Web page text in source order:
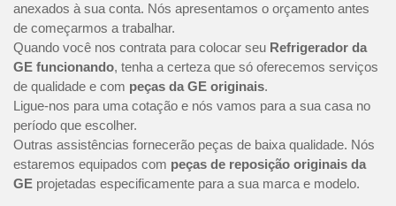
anexados à sua conta. Nós apresentamos o orçamento antes
de começarmos a trabalhar.
Quando você nos contrata para colocar seu Refrigerador da
GE funcionando, tenha a certeza que só oferecemos serviços
de qualidade e com peças da GE originais.
Ligue-nos para uma cotação e nós vamos para a sua casa no
período que escolher.
Outras assistências fornecerão peças de baixa qualidade. Nós
estaremos equipados com peças de reposição originais da
GE projetadas especificamente para a sua marca e modelo.